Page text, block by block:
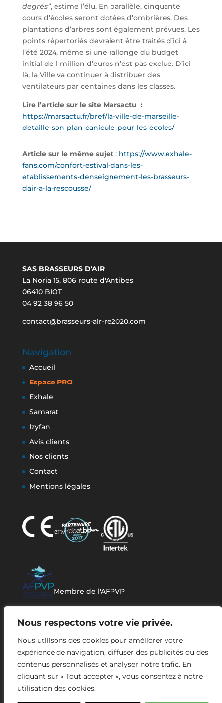
Nous respectons votre vie privée.
Nous utilisons des cookies pour améliorer votre
expérience de navigation, diffuser des publicités ou des
contenus personnalisés et analyser notre trafic. En
cliquant sur « Tout accepter », vous consentez à notre
utilisation des cookies.
degrés”, estime l’élu. En parallèle, cinquante
cours d’écoles seront dotées d’ombrières. Des
plantations d’arbres sont également prévues. Les
points répertoriés devraient être traités d’ici à
l’été 2024, même si une rallonge du budget
initial de 1 million d’euros n’est pas exclue. D’ici
là, la Ville va continuer à distribuer des
ventilateurs par centaines dans les classes.
Lire l’article sur le site Marsactu :
https://marsactu.fr/bref/la-ville-de-marseille-
detaille-son-plan-canicule-pour-les-ecoles/
Article sur le même sujet: https://www.exhale-
fans.com/confort-estival-dans-les-
etablissements-denseignement-les-brasseurs-
dair-a-la-rescousse/
SAS BRASSEURS D'AIR
La Noria 15, 806 route d'Antibes
06410 BIOT
04 92 38 96 50
contact@brasseurs-air-re2020.com
Navigation
Accueil
Espace PRO
Exhale
Samarat
Izyfan
Avis clients
Nos clients
Contact
Mentions légales
Membre de l'AFPVP